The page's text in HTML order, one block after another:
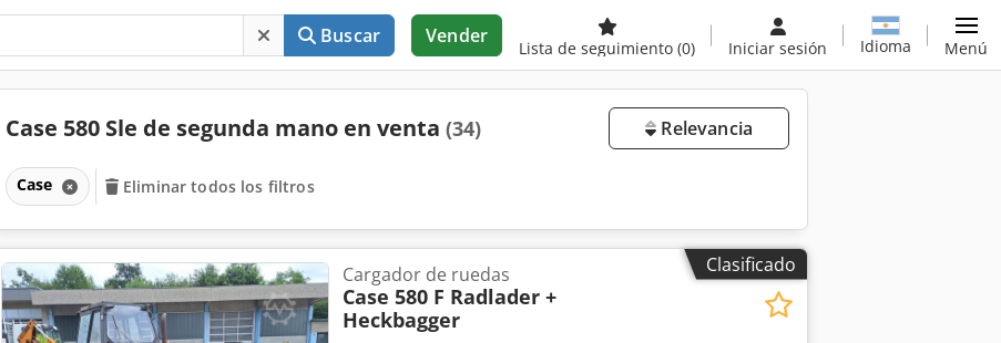
Buscar Vender
Lista de seguimiento (0) Iniciar sesión Idioma Menú
Case 580 Sle de segunda mano en venta (34) Relevancia
Case Eliminar todos los filtros
Clasificado
Cargador de ruedas
Case 580 F Radlader +
Heckbagger